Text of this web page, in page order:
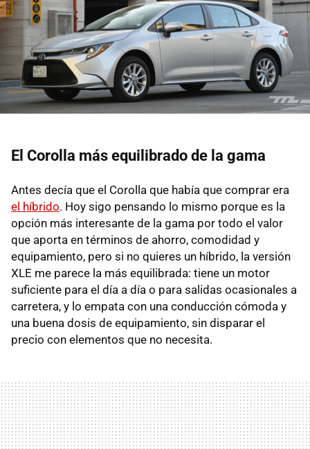
El Corolla más equilibrado de la gama
Antes decía que el Corolla que había que comprar era
el híbrido. Hoy sigo pensando lo mismo porque es la
opción más interesante de la gama por todo el valor
que aporta en términos de ahorro, comodidad y
equipamiento, pero si no quieres un híbrido, la versión
XLE me parece la más equilibrada: tiene un motor
suficiente para el día a día o para salidas ocasionales a
carretera, y lo empata con una conducción cómoda y
una buena dosis de equipamiento, sin disparar el
precio con elementos que no necesita.